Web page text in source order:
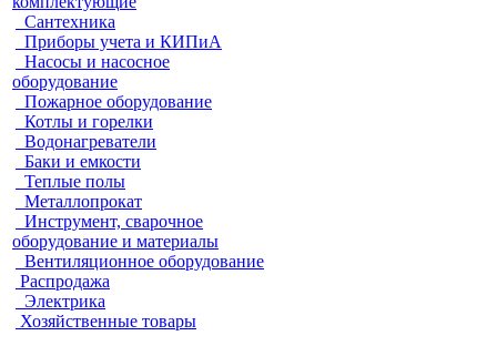
Сантехника
Приборы учета и КИПиА
Насосы и насосное
оборудование
Пожарное оборудование
Котлы и горелки
Водонагреватели
Баки и емкости
Теплые полы
Металлопрокат
Инструмент, сварочное
оборудование и материалы
Вентиляционное оборудование
Распродажа
Электрика
Хозяйственные товары